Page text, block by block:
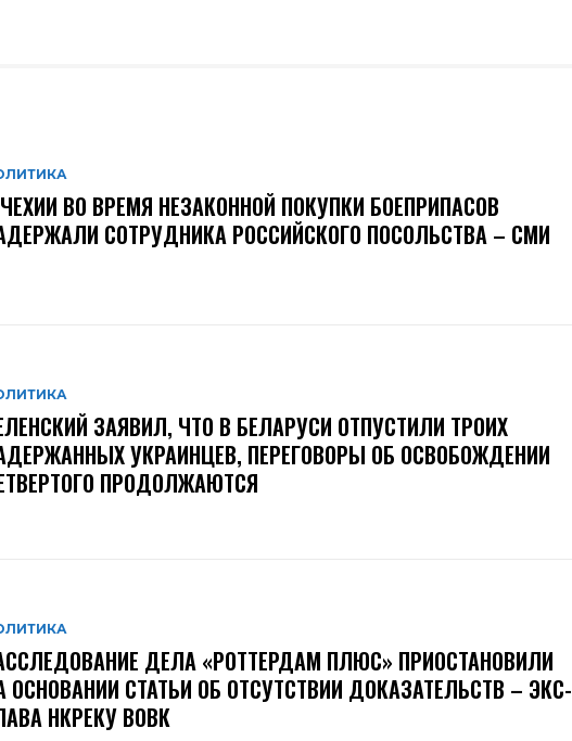
ВО ВРЕМЯ НЕЗАКОННОЙ ПОКУПКИ БОЕПРИПАСОВ
СОТРУДНИКА РОССИЙСКОГО ПОСОЛЬСТВА – СМИ
ЗАЯВИЛ, ЧТО В БЕЛАРУСИ ОТПУСТИЛИ ТРОИХ
УКРАИНЦЕВ, ПЕРЕГОВОРЫ ОБ ОСВОБОЖДЕНИИ
ПРОДОЛЖАЮТСЯ
ДЕЛА «РОТТЕРДАМ ПЛЮС» ПРИОСТАНОВИЛИ
ОСНОВАНИИ СТАТЬИ ОБ ОТСУТСТВИИ ДОКАЗАТЕЛЬСТВ – ЭКС-
НКРЕКУ ВОВК